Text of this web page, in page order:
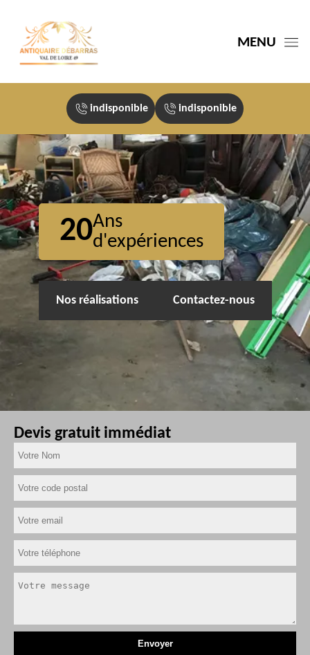
MENU
indisponible indisponible
20Ans
d'expériences
Nos réalisations Contactez-nous
Devis gratuit immédiat